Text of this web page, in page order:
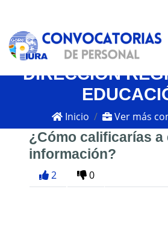
DIRECCIÓN
Inicio Ver más
¿Cómo calificarías a
información?
2 0